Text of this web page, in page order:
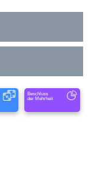
Beschluss
der Mehrheit